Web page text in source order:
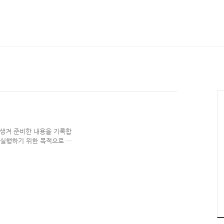
겨 준비한 내용을 기록합
행하기 위한 목적으로 만
트웨어 개발에서 큰 이득